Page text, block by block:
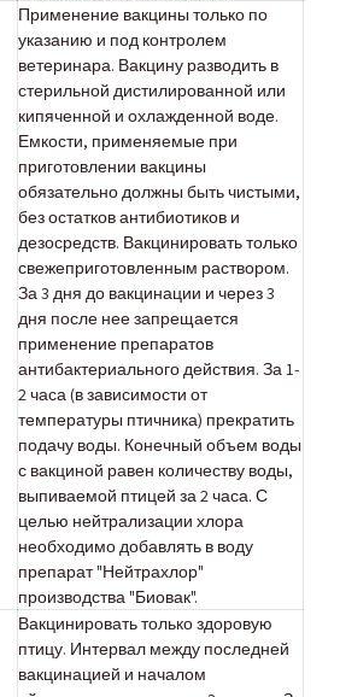
Применение вакцины только по
указанию и под контролем
ветеринара. Вакцину разводить в
стерильной дистилированной или
кипяченной и охлажденной воде.
Емкости, применяемые при
приготовлении вакцины
обязательно должны быть чистыми,
без остатков антибиотиков и
дезосредств. Вакцинировать только
свежеприготовленным раствором.
За 3 дня до вакцинации и через 3
дня после нее запрещается
применение препаратов
антибактериального действия. За 1-
2 часа (в зависимости от
температуры птичника) прекратить
подачу воды. Конечный объем воды
с вакциной равен количеству воды,
выпиваемой птицей за 2 часа. С
целью нейтрализации хлора
необходимо добавлять в воду
препарат "Нейтрахлор"
производства "Биовак".
Вакцинировать только здоровую
птицу. Интервал между последней
вакцинацией и началом